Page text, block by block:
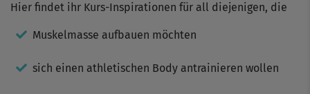
Hier findet ihr Kurs-Inspirationen für all diejenigen, die
Muskelmasse aufbauen möchten
sich einen athletischen Body antrainieren wollen